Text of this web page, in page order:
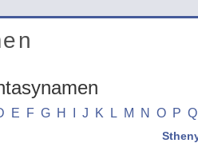
E F G H J K L M N O P Q